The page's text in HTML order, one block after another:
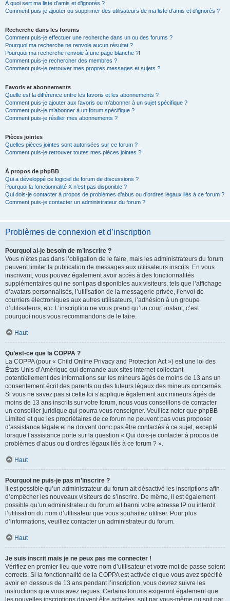
À quoi sert ma liste d’amis et d’ignorés ?
Comment puis-je ajouter ou supprimer des utilisateurs de ma liste d’amis et d’ignorés ?
Recherche dans les forums
Comment puis-je effectuer une recherche dans un ou des forums ?
Pourquoi ma recherche ne renvoie aucun résultat ?
Pourquoi ma recherche renvoie à une page blanche ?!
Comment puis-je rechercher des membres ?
Comment puis-je retrouver mes propres messages et sujets ?
Favoris et abonnements
Quelle est la différence entre les favoris et les abonnements ?
Comment puis-je ajouter aux favoris ou m’abonner à un sujet spécifique ?
Comment puis-je m’abonner à un forum spécifique ?
Comment puis-je résilier mes abonnements ?
Pièces jointes
Quelles pièces jointes sont autorisées sur ce forum ?
Comment puis-je retrouver toutes mes pièces jointes ?
À propos de phpBB
Qui a développé ce logiciel de forum de discussions ?
Pourquoi la fonctionnalité X n’est pas disponible ?
Qui dois-je contacter à propos de problèmes d’abus ou d’ordres légaux liés à ce forum ?
Comment puis-je contacter un administrateur du forum ?
Problèmes de connexion et d’inscription
Pourquoi ai-je besoin de m’inscrire ?
Vous n’êtes pas dans l’obligation de le faire, mais les administrateurs du forum
peuvent limiter la publication de messages aux utilisateurs inscrits. En vous
inscrivant, vous pouvez également avoir accès à des fonctionnalités
supplémentaires qui ne sont pas disponibles aux visiteurs, tels que l’affichage
d’avatars personnalisés, l’utilisation de la messagerie privée, l’envoi de
courriers électroniques aux autres utilisateurs, l’adhésion à un groupe
d’utilisateurs, etc. L’inscription ne vous prend qu’un court instant, c’est
pourquoi nous vous recommandons de le faire.
Haut
Qu’est-ce que la COPPA ?
La COPPA (pour « Child Online Privacy and Protection Act ») est une loi des
États-Unis d’Amérique qui demande aux sites internet collectant
potentiellement des informations sur les mineurs âgés de moins de 13 ans un
consentement écrit des parents ou des tuteurs légaux des mineurs concernés.
Si vous ne savez pas si cette loi s’applique également aux mineurs âgés de
moins de 13 ans inscrits sur votre forum, nous vous conseillons de contacter
un conseiller juridique qui pourra vous renseigner. Veuillez noter que phpBB
Limited et que les propriétaires de ce forum ne peuvent pas vous proposer
d’assistance légale et ne doivent donc pas être contactés à ce sujet, excepté
lorsque l’assistance porte sur la question « Qui dois-je contacter à propos de
problèmes d’abus ou d’ordres légaux liés à ce forum ? ».
Haut
Pourquoi ne puis-je pas m’inscrire ?
Il est possible qu’un administrateur du forum ait désactivé les inscriptions afin
d’empêcher les nouveaux visiteurs de s’inscrire. De même, il est également
possible qu’un administrateur du forum ait banni votre adresse IP ou interdit
l’utilisation du nom d’utilisateur que vous souhaitez utiliser. Pour plus
d’informations, veuillez contacter un administrateur du forum.
Haut
Je suis inscrit mais je ne peux pas me connecter !
Vérifiez en premier lieu que votre nom d’utilisateur et votre mot de passe soient
corrects. Si la fonctionnalité de la COPPA est activée et que vous avez spécifié
avoir en dessous de 13 ans pendant l’inscription, vous devrez suivre les
instructions que vous avez reçues. Certains forums exigeront également que
les nouvelles inscriptions doivent être activées, soit par vous-même ou soit par